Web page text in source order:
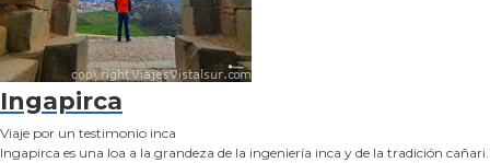
Ingapirca
Viaje por un testimonio inca
Ingapirca es una loa a la grandeza de la ingeniería inca y de la tradición cañari.